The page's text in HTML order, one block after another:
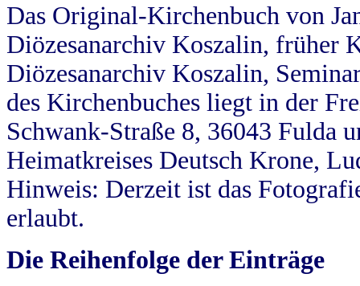
Das Original-Kirchenbuch von
Diözesanarchiv Koszalin, früher
Diözesanarchiv Koszalin,
des Kirchenbuches liegt in der
Schwank-Straße 8, 36043 Fulda
Heimatkreises Deutsch Krone,
Hinweis: Derzeit ist das
erlaubt.
Die Reihenfolge der Einträge